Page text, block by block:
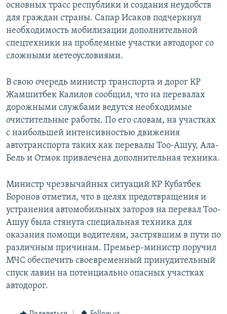
основных трасс республики и создания неудобств
для граждан страны. Сапар Исаков подчеркнул
необходимость мобилизации дополнительной
спецтехники на проблемные участки автодорог со
сложными метеоусловиями.
В свою очередь министр транспорта и дорог КР
Жамшитбек Калилов сообщил, что на перевалах
дорожными службами ведутся необходимые
очистительные работы. По его словам, на участках
с наибольшей интенсивностью движения
автотранспорта таких как перевалы Тоо-Ашуу, Ала-
Бель и Отмок привлечена дополнительная техника.
Министр чрезвычайных ситуаций КР Кубатбек
Боронов отметил, что в целях предотвращения и
устранения автомобильных заторов на перевал Тоо-
Ашуу была стянута специальная техника для
оказания помощи водителям, застрявшим в пути по
различным причинам. Премьер-министр поручил
МЧС обеспечить своевременный принудительный
спуск лавин на потенциально опасных участках
автодорог.